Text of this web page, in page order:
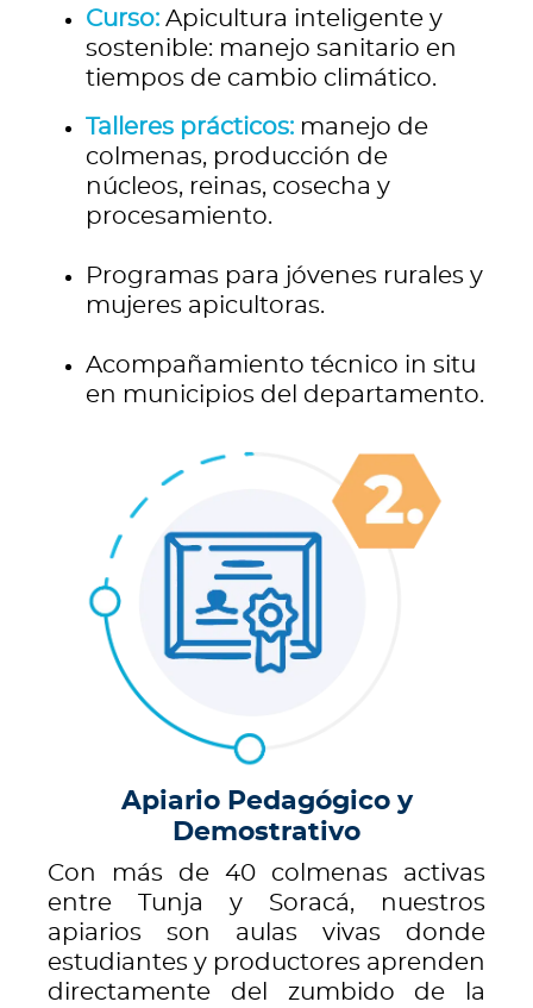
Curso: Apicultura inteligente y
sostenible: manejo sanitario en
tiempos de cambio climático.
Talleres prácticos: manejo de
colmenas, producción de
núcleos, reinas, cosecha y
procesamiento.
Programas para jóvenes rurales y
mujeres apicultoras.
Acompañamiento técnico in situ
en municipios del departamento.
Apiario Pedagógico y
Demostrativo
Con más de 40 colmenas activas
entre Tunja y Soracá, nuestros
apiarios son aulas vivas donde
estudiantes y productores aprenden
directamente del zumbido de la